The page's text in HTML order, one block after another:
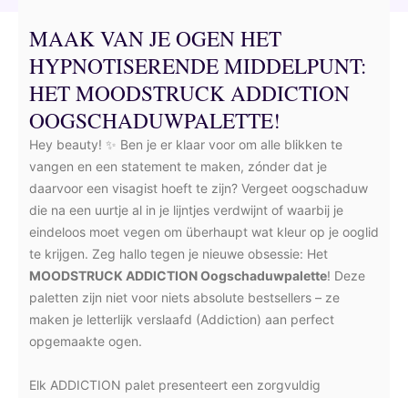
MAAK VAN JE OGEN HET
HYPNOTISERENDE MIDDELPUNT:
HET MOODSTRUCK ADDICTION
OOGSCHADUWPALETTE!
Hey beauty! ✨ Ben je er klaar voor om alle blikken te
vangen en een statement te maken, zónder dat je
daarvoor een visagist hoeft te zijn? Vergeet oogschaduw
die na een uurtje al in je lijntjes verdwijnt of waarbij je
eindeloos moet vegen om überhaupt wat kleur op je ooglid
te krijgen. Zeg hallo tegen je nieuwe obsessie: Het
MOODSTRUCK ADDICTION Oogschaduwpalette! Deze
paletten zijn niet voor niets absolute bestsellers – ze
maken je letterlijk verslaafd (Addiction) aan perfect
opgemaakte ogen.
Elk ADDICTION palet presenteert een zorgvuldig